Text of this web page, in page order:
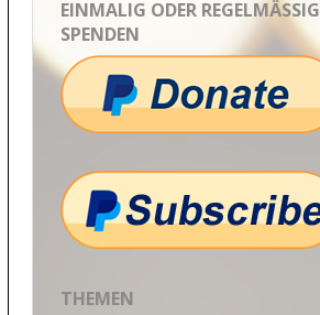
EINMALIG ODER REGELMÄSSIG S
PENDEN
THEMEN